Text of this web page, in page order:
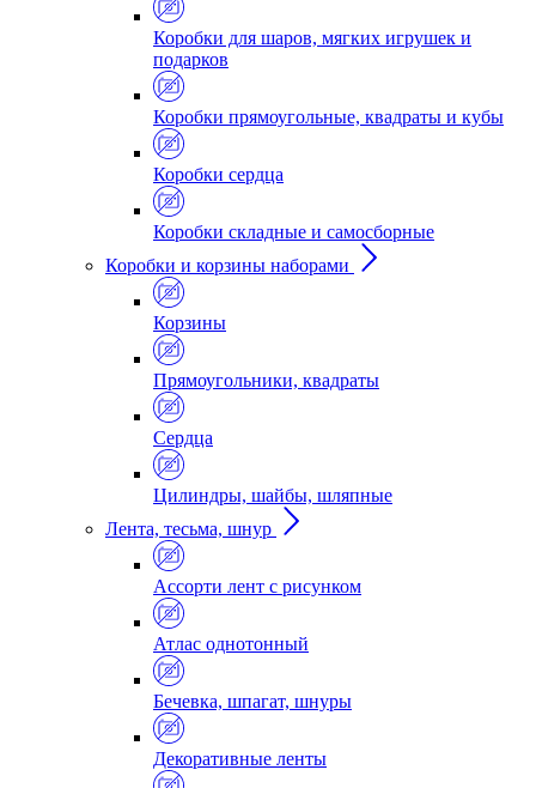
Коробки для шаров, мягких игрушек и
подарков
Коробки прямоугольные, квадраты и кубы
Коробки сердца
Коробки складные и самосборные
Коробки и корзины наборами
Корзины
Прямоугольники, квадраты
Сердца
Цилиндры, шайбы, шляпные
Лента, тесьма, шнур
Ассорти лент с рисунком
Атлас однотонный
Бечевка, шпагат, шнуры
Декоративные ленты